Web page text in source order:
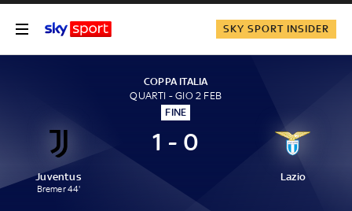
SKY SPORT INSIDER
COPPA ITALIA
QUARTI - GIO 2 FEB
FINE
Juventus
Bremer 44'
1 - 0
Lazio